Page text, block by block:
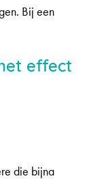
Bij een
effect
die bijna